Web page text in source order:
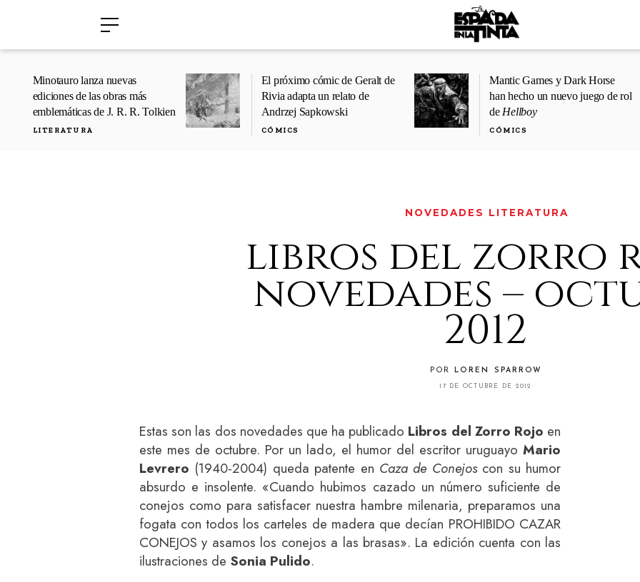
Minotauro lanza nuevas
ediciones de las obras más
emblemáticas de J. R. R. Tolkien
LITERATURA
El próximo cómic de Geralt de
Rivia adapta un relato de
Andrzej Sapkowski
CÓMICS
Mantic Games y Dark Horse
han hecho un nuevo juego de rol
de Hellboy
CÓMICS
NOVEDADES LITERATURA
libros del zorro
novedades –
2012
POR LOREN SPARROW
17 DE OCTUBRE DE 2012
Estas son las dos novedades que ha publicado Libros del Zorro Rojo en
este mes de octubre. Por un lado, el humor del escritor uruguayo Mario
Levrero (1940-2004) queda patente en Caza de Conejoscon su humor
absurdo e insolente. «Cuando hubimos cazado un número suficiente de
conejos como para satisfacer nuestra hambre milenaria, preparamos una
fogata con todos los carteles de madera que decían PROHIBIDO CAZAR
CONEJOS y asamos los conejos a las brasas». La edición cuenta con las
ilustraciones de Sonia Pulido.
›